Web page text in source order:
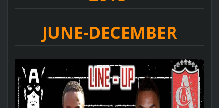
JUNE-DECEMBER